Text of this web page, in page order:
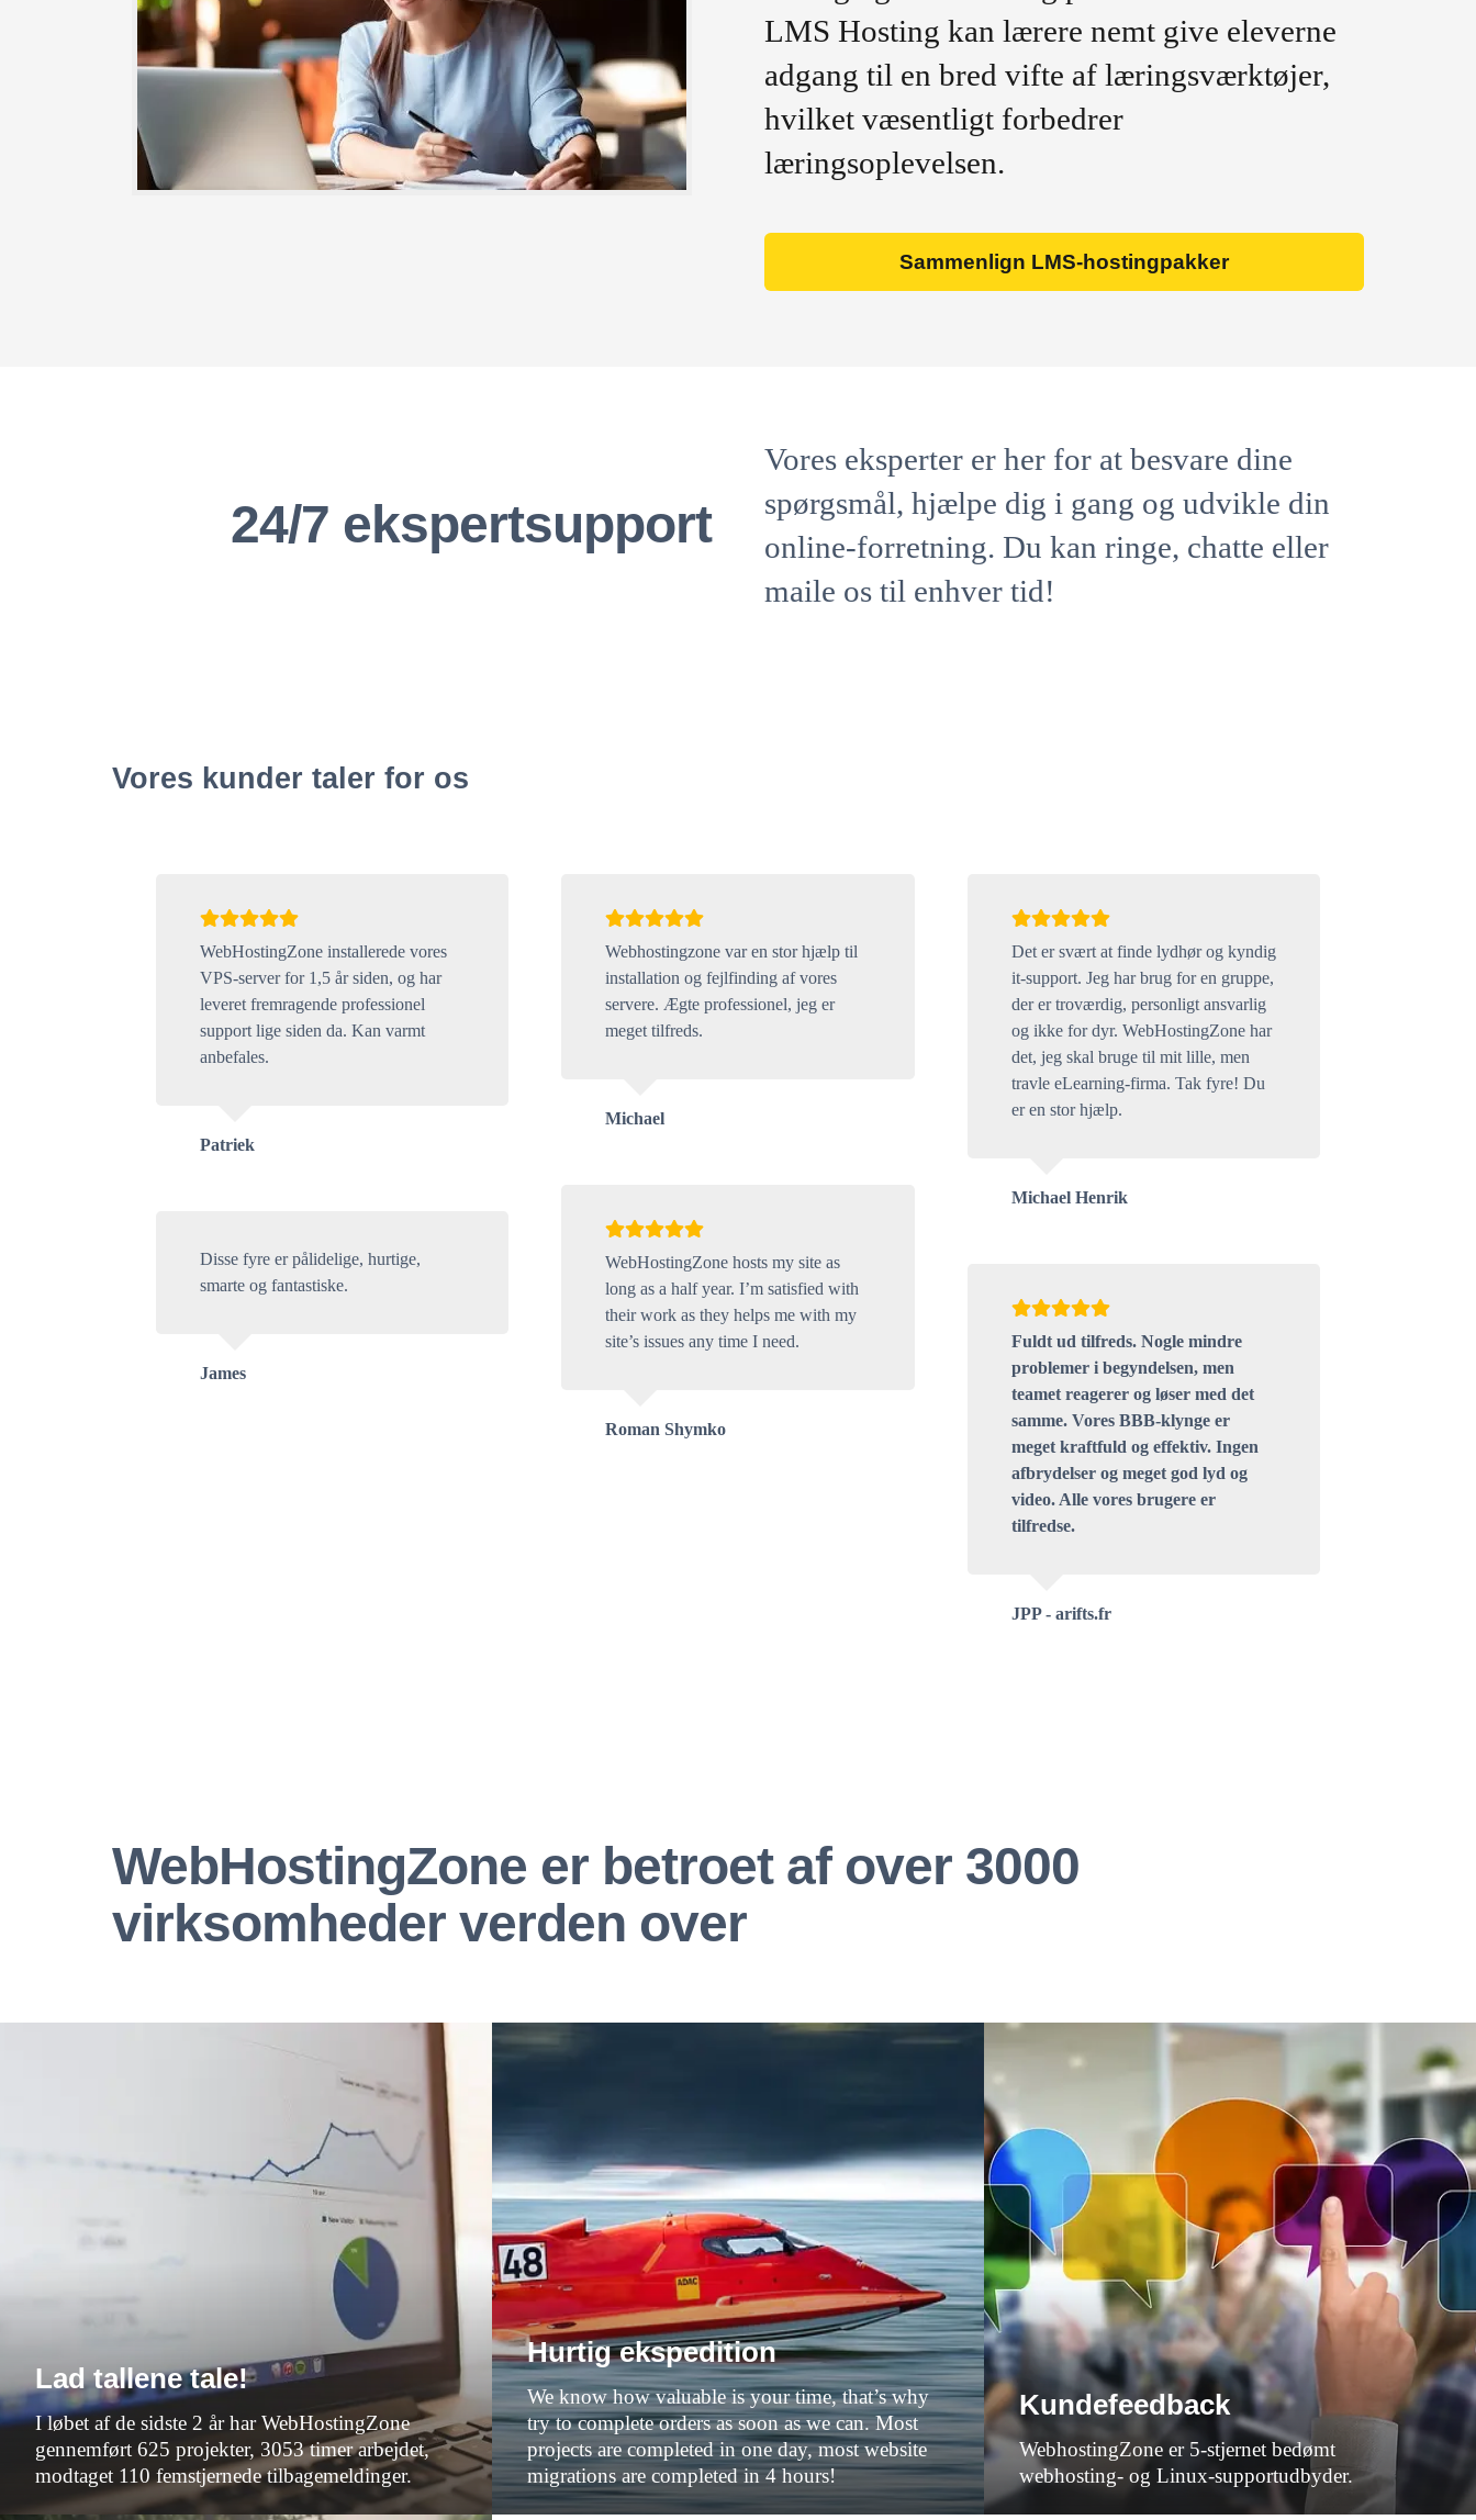
LMS Hosting kan lærere nemt give eleverne
adgang til en bred vifte af læringsværktøjer,
hvilket væsentligt forbedrer
læringsoplevelsen.
Sammenlign LMS-hostingpakker
24/7 ekspertsupport
Vores eksperter er her for at besvare dine
spørgsmål, hjælpe dig i gang og udvikle din
online-forretning. Du kan ringe, chatte eller
maile os til enhver tid!
Vores kunder taler for os
WebHostingZone installerede vores
VPS-server for 1,5 år siden, og har
leveret fremragende professionel
support lige siden da. Kan varmt
anbefales.
Patriek
Webhostingzone var en stor hjælp til
installation og fejlfinding af vores
servere. Ægte professionel, jeg er
meget tilfreds.
Michael
Det er svært at finde lydhør og kyndig
it-support. Jeg har brug for en gruppe,
der er troværdig, personligt ansvarlig
og ikke for dyr. WebHostingZone har
det, jeg skal bruge til mit lille, men
travle eLearning-firma. Tak fyre! Du
er en stor hjælp.
Michael Henrik
WebHostingZone hosts my site as
long as a half year. I’m satisfied with
their work as they helps me with my
site’s issues any time I need.
Roman Shymko
Disse fyre er pålidelige, hurtige,
smarte og fantastiske.
James
Fuldt ud tilfreds. Nogle mindre
problemer i begyndelsen, men
teamet reagerer og løser med det
samme. Vores BBB-klynge er
meget kraftfuld og effektiv. Ingen
afbrydelser og meget god lyd og
video. Alle vores brugere er
tilfredse.
JPP - arifts.fr
WebHostingZone er betroet af over 3000
virksomheder verden over
Lad tallene tale!
I løbet af de sidste 2 år har WebHostingZone
gennemført 625 projekter, 3053 timer arbejdet,
modtaget 110 femstjernede tilbagemeldinger.
Hurtig ekspedition
We know how valuable is your time, that’s why
try to complete orders as soon as we can. Most
projects are completed in one day, most website
migrations are completed in 4 hours!
Kundefeedback
WebhostingZone er 5-stjernet bedømt
webhosting- og Linux-supportudbyder.